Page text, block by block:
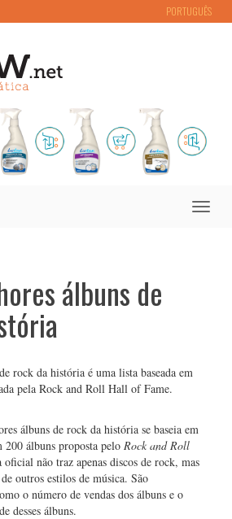
PORTUGUÊS
Toggle
álbuns de
rock da história é uma lista baseada em
pela Rock and Roll Hall of Fame.
álbuns de rock da história se baseia em
álbuns proposta pelo Rock and Roll
oficial não traz apenas discos de rock, mas
outros estilos de música. São
o número de vendas dos álbuns e o
desses álbuns.